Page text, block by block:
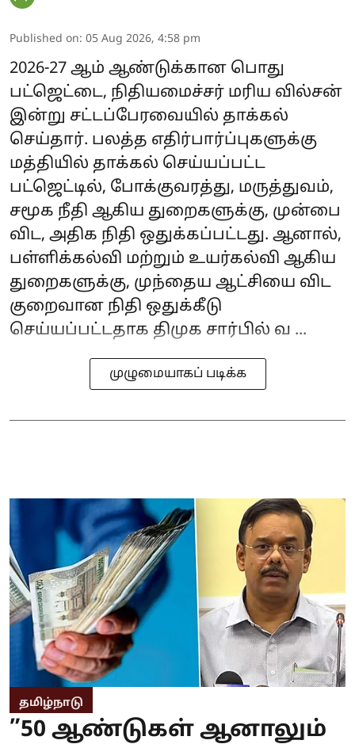
Published on: 05 Aug 2026, 4:58 pm
2026-27 ஆம் ஆண்டுக்கான பொது
பட்ஜெட்டை, நிதியமைச்சர் மரிய வில்சன்
இன்று சட்டப்பேரவையில் தாக்கல்
செய்தார். பலத்த எதிர்பார்ப்புகளுக்கு
மத்தியில் தாக்கல் செய்யப்பட்ட
பட்ஜெட்டில், போக்குவரத்து, மருத்துவம்,
சமூக நீதி ஆகிய துறைகளுக்கு, முன்பை
விட, அதிக நிதி ஒதுக்கப்பட்டது. ஆனால்,
பள்ளிக்கல்வி மற்றும் உயர்கல்வி ஆகிய
துறைகளுக்கு, முந்தைய ஆட்சியை விட
குறைவான நிதி ஒதுக்கீடு
செய்யப்பட்டதாக திமுக சார்பில் வ ...
முழுமையாகப் படிக்க
தமிழ்நாடு
”50 ஆண்டுகள் ஆனாலும்